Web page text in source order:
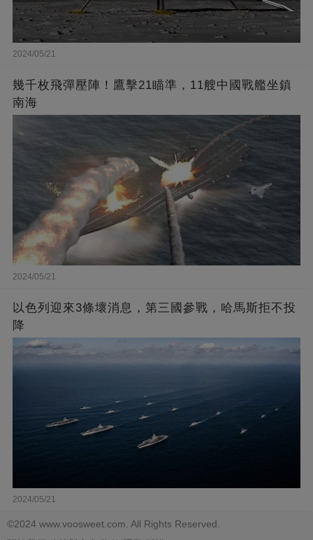
2024/05/21
幾千枚飛彈壓陣！鷹擊21瞄準，11艘中國戰艦坐鎮
南海
2024/05/21
以色列迎來3條壞消息，第三國參戰，哈馬斯拒不投
降
2024/05/21
©2024 www.voosweet.com. All Rights Reserved.